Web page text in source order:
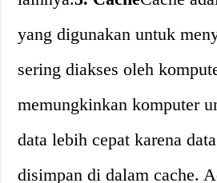
yang digunakan untuk
sering diakses oleh
memungkinkan komputer
data lebih cepat karena
disimpan di dalam cache.